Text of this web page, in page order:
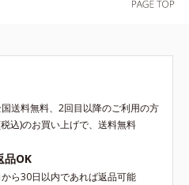
表したこと*5 うるおいによる*6 メ
ーゲン*3 加水分解エラスチン*4 角
送料無料、2回目以降のご利用の方
込)のお買い上げで、送料無料
品OK
ら30日以内であれば返品可能